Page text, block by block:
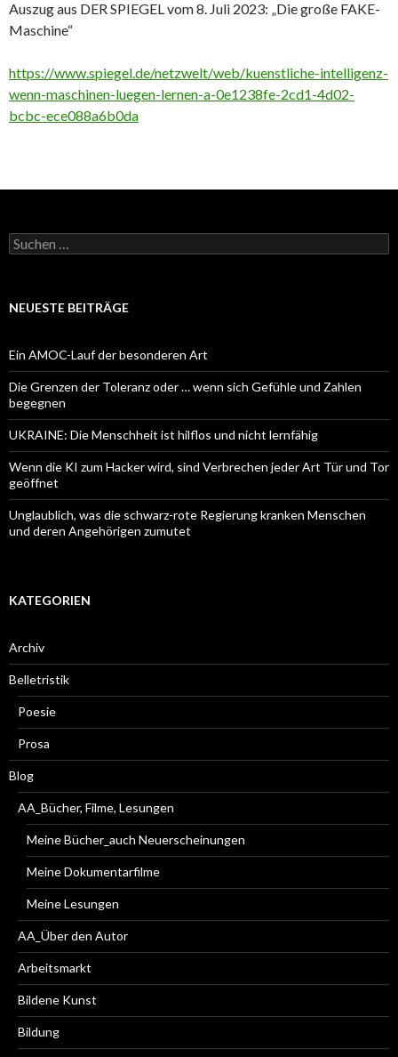
Auszug aus DER SPIEGEL vom 8. Juli 2023: „Die große FAKE-
Maschine“
https://www.spiegel.de/netzwelt/web/kuenstliche-intelligenz-
wenn-maschinen-luegen-lernen-a-0e1238fe-2cd1-4d02-
bcbc-ece088a6b0da
Suchen
nach:
NEUESTE BEITRÄGE
Ein AMOC-Lauf der besonderen Art
Die Grenzen der Toleranz oder … wenn sich Gefühle und Zahlen
begegnen
UKRAINE: Die Menschheit ist hilflos und nicht lernfähig
Wenn die KI zum Hacker wird, sind Verbrechen jeder Art Tür und Tor
geöffnet
Unglaublich, was die schwarz-rote Regierung kranken Menschen
und deren Angehörigen zumutet
KATEGORIEN
Archiv
Belletristik
Poesie
Prosa
Blog
AA_Bücher, Filme, Lesungen
Meine Bücher_auch Neuerscheinungen
Meine Dokumentarfilme
Meine Lesungen
AA_Über den Autor
Arbeitsmarkt
Bildene Kunst
Bildung